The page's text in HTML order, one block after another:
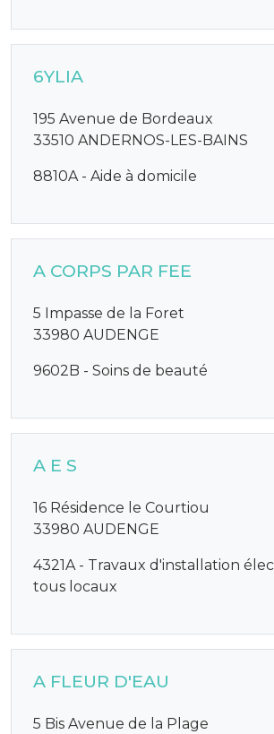
6YLIA
195 Avenue de Bordeaux
33510 ANDERNOS-LES-BAINS
8810A - Aide à domicile
A CORPS PAR FEE
5 Impasse de la Foret
33980 AUDENGE
9602B - Soins de beauté
A E S
16 Résidence le Courtiou
33980 AUDENGE
4321A - Travaux d'installation
tous locaux
A FLEUR D'EAU
5 Bis Avenue de la Plage